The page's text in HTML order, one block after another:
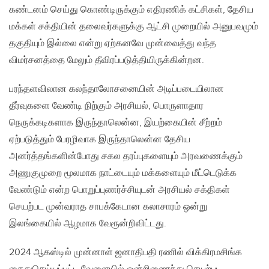
கண்டனம் செய்து கொண்டிருக்கும் எதிரணிக் கட்சிகள், தேசிய
மக்கள் சக்தியின் தலைவர்களுக்கு ஆட்சி முறையில் அனுபவமும்
தகுதியும் இல்லை என்று ஏற்கனவே முன்வைத்து வந்த
விமர்சனத்தை மேலும் தீவிரப்படுத்தியிருக்கின்றன.
பரந்தளவிலான கலந்தாலோசனையின் அடிப்படையிலான
தீர்வுகளை வேண்டி நிற்கும் அரசியல், பொருளாதார
நெருக்கடிகளாக இருந்தாலென்ன, இயற்கையின் சீற்றம்
ஏற்படுத்தும் பேரழிவாக இருந்தாலென்ன தேசிய
அனர்த்தங்களின்போது சகல தரப்புகளையும் அரவணைக்கும்
அணுகுமுறை மூலமாக நாட்டையும் மக்களையும் மீட்டெடுக்க
வேண்டும் என்ற பொறுப்புணர்ச்சியுடன் அரசியல் சக்திகள்
செயற்பட முன்வராத சாபக்கேடான கலாசாரம் ஒன்று
இலங்கையில் ஆழமாக வேரூன்றிவிட்டது.
2024 ஆகஸ்டில் முன்னாள் ஜனாதிபதி ரணில் விக்கிரமசிங்க